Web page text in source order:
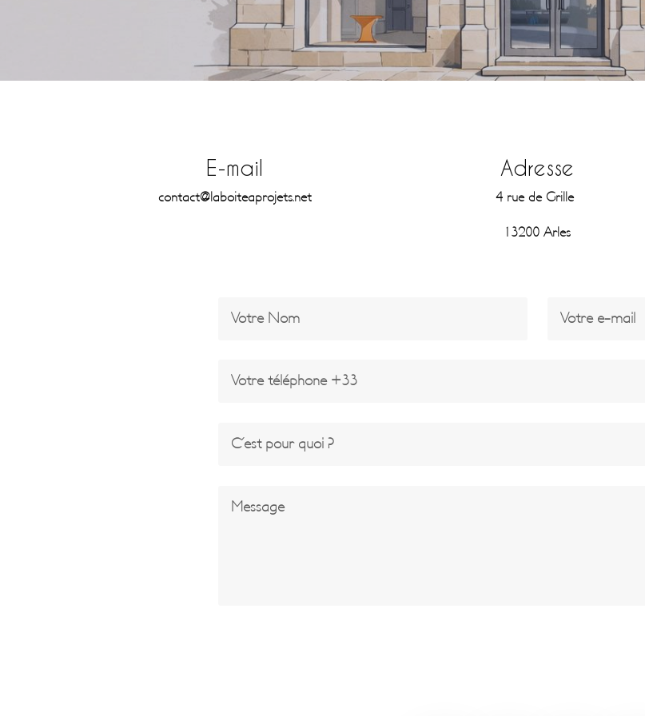
E-mail
contact@laboiteaprojets.net
Adresse
4 rue de Grille
13200 Arles